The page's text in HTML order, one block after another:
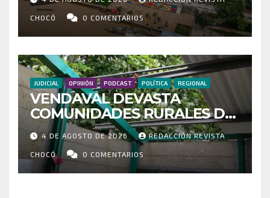
MOVILIZADOS Y NUEVAS
RUTAS FORTALECEN LA
CONECTIVIDAD
CHOCÓ 0 COMENTARIOS
JUDICIAL OPINIÓN PODCAST POLÍTICA REGIONAL
VENDAVAL DEVASTA
COMUNIDADES RURALES DE
RIOSUCIO: ESCUELAS,
VIVIENDAS Y CEMENTERIO
ENTRE LOS AFECTADOS
4 DE AGOSTO DE 2026 REDACCIÓN REVISTA
CHOCÓ 0 COMENTARIOS